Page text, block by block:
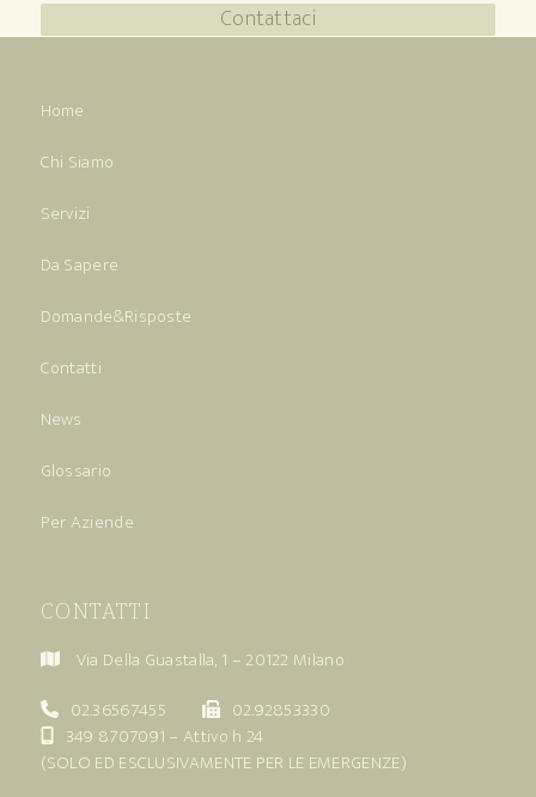
Contattaci
Home
Chi Siamo
Servizi
Da Sapere
Domande&Risposte
Contatti
News
Glossario
Per Aziende
CONTATTI
Via Della Guastalla, 1 – 20122 Milano
02.36567455
02.92853330
349 8707091 – Attivo h 24
(SOLO ED ESCLUSIVAMENTE PER LE EMERGENZE)